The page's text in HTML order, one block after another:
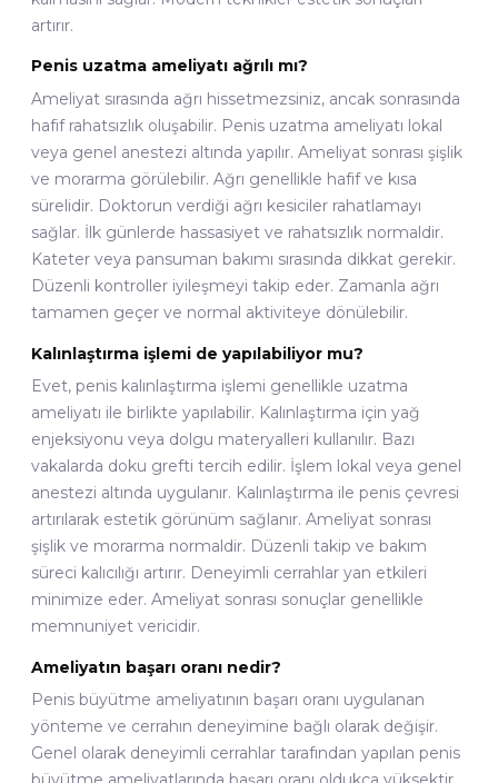
artırır.
Penis uzatma ameliyatı ağrılı mı?
Ameliyat sırasında ağrı hissetmezsiniz, ancak sonrasında
hafif rahatsızlık oluşabilir. Penis uzatma ameliyatı lokal
veya genel anestezi altında yapılır. Ameliyat sonrası şişlik
ve morarma görülebilir. Ağrı genellikle hafif ve kısa
sürelidir. Doktorun verdiği ağrı kesiciler rahatlamayı
sağlar. İlk günlerde hassasiyet ve rahatsızlık normaldir.
Kateter veya pansuman bakımı sırasında dikkat gerekir.
Düzenli kontroller iyileşmeyi takip eder. Zamanla ağrı
tamamen geçer ve normal aktiviteye dönülebilir.
Kalınlaştırma işlemi de yapılabiliyor mu?
Evet, penis kalınlaştırma işlemi genellikle uzatma
ameliyatı ile birlikte yapılabilir. Kalınlaştırma için yağ
enjeksiyonu veya dolgu materyalleri kullanılır. Bazı
vakalarda doku grefti tercih edilir. İşlem lokal veya genel
anestezi altında uygulanır. Kalınlaştırma ile penis çevresi
artırılarak estetik görünüm sağlanır. Ameliyat sonrası
şişlik ve morarma normaldir. Düzenli takip ve bakım
süreci kalıcılığı artırır. Deneyimli cerrahlar yan etkileri
minimize eder. Ameliyat sonrası sonuçlar genellikle
memnuniyet vericidir.
Ameliyatın başarı oranı nedir?
Penis büyütme ameliyatının başarı oranı uygulanan
yönteme ve cerrahın deneyimine bağlı olarak değişir.
Genel olarak deneyimli cerrahlar tarafından yapılan penis